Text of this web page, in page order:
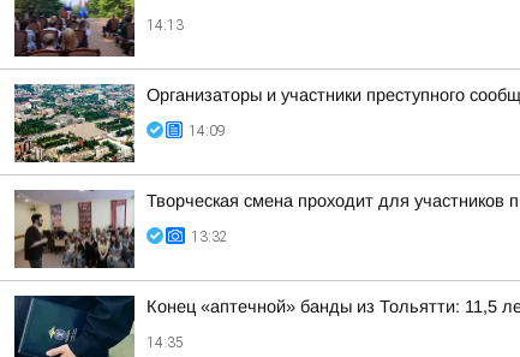
14:13
Организаторы и участники преступного
14:09
Творческая смена проходит для
13:32
Конец «аптечной» банды из Тольятти: 11,5
14:35